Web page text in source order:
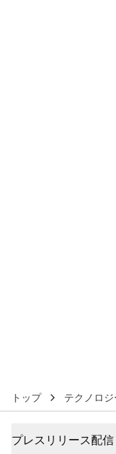
トップ テクノロ
プレスリリース配信